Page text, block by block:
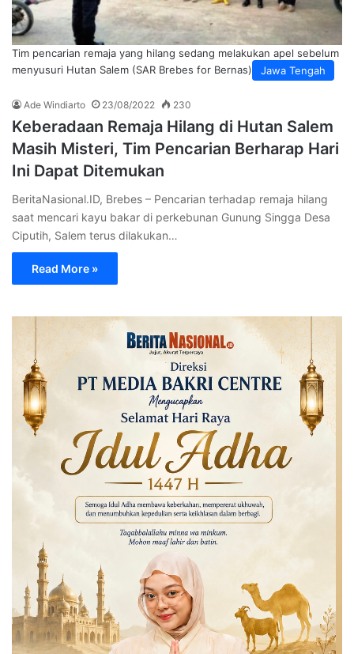
Jawa Tengah
Tim pencarian remaja yang hilang sedang melakukan apel sebelum
menyusuri Hutan Salem (SAR Brebes for Bernas)
Ade Windiarto 23/08/2022 230
Keberadaan Remaja Hilang di Hutan Salem
Masih Misteri, Tim Pencarian Berharap Hari
Ini Dapat Ditemukan
BeritaNasional.ID, Brebes – Pencarian terhadap remaja hilang
saat mencari kayu bakar di perkebunan Gunung Singga Desa
Ciputih, Salem terus dilakukan…
Read More »